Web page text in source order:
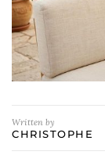
Written by
CHRISTOPHE